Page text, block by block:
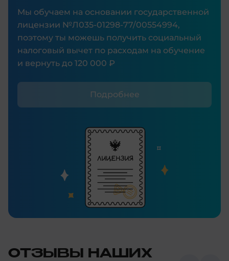
Мы обучаем на основании государственной
лицензии №Л035‑01298‑77/00554994,
поэтому ты можешь получить социальный
налоговый вычет по расходам на обучение
и вернуть до 120 000 ₽
Подробнее
ОТЗЫВЫ НАШИХ